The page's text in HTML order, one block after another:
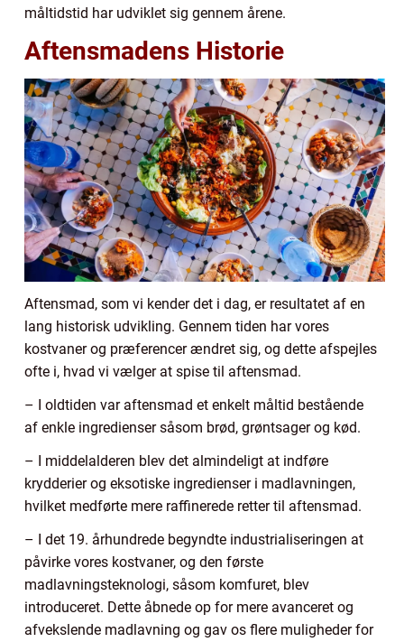
måltidstid har udviklet sig gennem årene.
Aftensmadens Historie
Aftensmad, som vi kender det i dag, er resultatet af en
lang historisk udvikling. Gennem tiden har vores
kostvaner og præferencer ændret sig, og dette afspejles
ofte i, hvad vi vælger at spise til aftensmad.
– I oldtiden var aftensmad et enkelt måltid bestående
af enkle ingredienser såsom brød, grøntsager og kød.
– I middelalderen blev det almindeligt at indføre
krydderier og eksotiske ingredienser i madlavningen,
hvilket medførte mere raffinerede retter til aftensmad.
– I det 19. århundrede begyndte industrialiseringen at
påvirke vores kostvaner, og den første
madlavningsteknologi, såsom komfuret, blev
introduceret. Dette åbnede op for mere avanceret og
afvekslende madlavning og gav os flere muligheder for